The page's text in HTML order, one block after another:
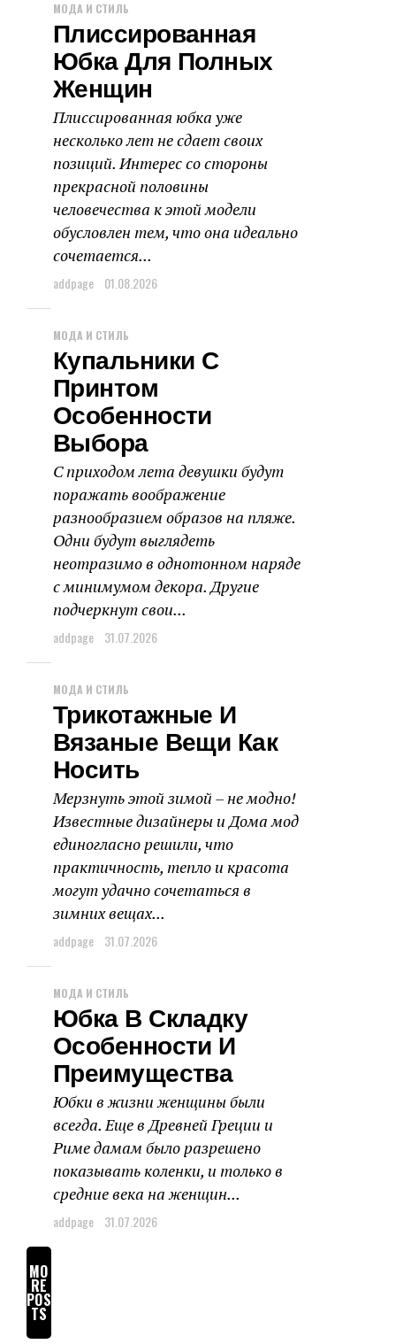
МОДА И СТИЛЬ
Плиссированная
Юбка Для Полных
Женщин
Плиссированная юбка уже
несколько лет не сдает своих
позиций. Интерес со стороны
прекрасной половины
человечества к этой модели
обусловлен тем, что она идеально
сочетается...
addpage 01.08.2026
МОДА И СТИЛЬ
Купальники С
Принтом
Особенности
Выбора
С приходом лета девушки будут
поражать воображение
разнообразием образов на пляже.
Одни будут выглядеть
неотразимо в однотонном наряде
с минимумом декора. Другие
подчеркнут свои...
addpage 31.07.2026
МОДА И СТИЛЬ
Трикотажные И
Вязаные Вещи Как
Носить
Мерзнуть этой зимой – не модно!
Известные дизайнеры и Дома мод
единогласно решили, что
практичность, тепло и красота
могут удачно сочетаться в
зимних вещах...
addpage 31.07.2026
МОДА И СТИЛЬ
Юбка В Складку
Особенности И
Преимущества
Юбки в жизни женщины были
всегда. Еще в Древней Греции и
Риме дамам было разрешено
показывать коленки, и только в
средние века на женщин...
addpage 31.07.2026
MO
RE
POS
TS